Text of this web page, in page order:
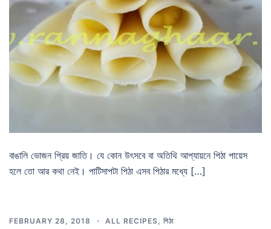
বাঙালি ভোজন প্রিয় জাতি। যে কোন উৎসবে বা অতিথি আপ্যায়নে পিঠা পায়েস
হলে তো আর কথা নেই। পাটিসাপটা পিঠা এসব পিঠার মধ্যে […]
FEBRUARY 28, 2018 ALL RECIPES পিঠা